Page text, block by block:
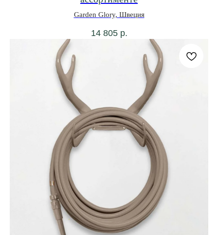
Garden Glory, Швеция
14 805 р.